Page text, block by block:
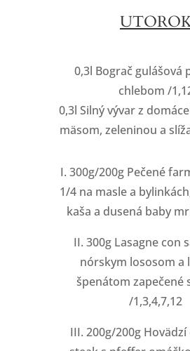
0,3l Bograč gulášová
chlebom /
0,3l Silný vývar z
mäsom, zeleninou a
I. 300g/200g Pečené
1/4 na masle a
kaša a dusená baby
II. 300g Lasagne con
nórskym lososom a
špenátom zapečené
/1,3,4,7,12
III. 200g/200g